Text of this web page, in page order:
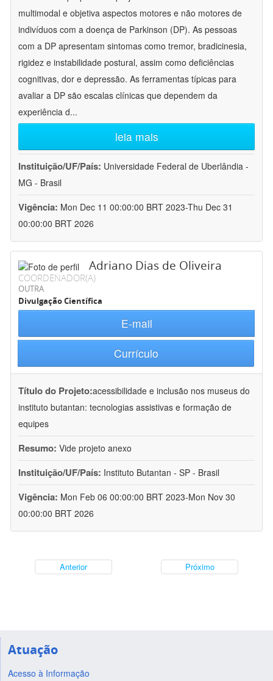
multimodal e objetiva aspectos motores e não motores de
indivíduos com a doença de Parkinson (DP). As pessoas
com a DP apresentam sintomas como tremor, bradicinesia,
rigidez e instabilidade postural, assim como deficiências
cognitivas, dor e depressão. As ferramentas típicas para
avaliar a DP são escalas clínicas que dependem da
experiência d...
leia mais
Instituição/UF/País: Universidade Federal de Uberlândia -
MG - Brasil
Vigência: Mon Dec 11 00:00:00 BRT 2023-Thu Dec 31
00:00:00 BRT 2026
Adriano Dias de Oliveira
COORDENADOR(A)
OUTRA
Divulgação Científica
E-mail
Currículo
Título do Projeto:acessibilidade e inclusão nos museus do
instituto butantan: tecnologias assistivas e formação de
equipes
Resumo: Vide projeto anexo
Instituição/UF/País: Instituto Butantan - SP - Brasil
Vigência: Mon Feb 06 00:00:00 BRT 2023-Mon Nov 30
00:00:00 BRT 2026
Anterior Próximo
Atuação
Acesso à Informação